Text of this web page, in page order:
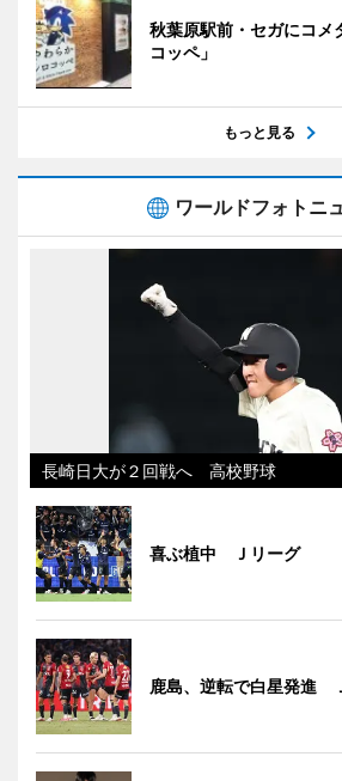
秋葉原駅前・セガにコメ
コッペ」
もっと見る
ワールドフォトニ
長崎日大が２回戦へ 高校野球
喜ぶ植中 Ｊリーグ
鹿島、逆転で白星発進